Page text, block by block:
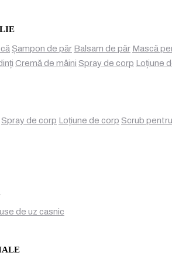
Șampon de păr Balsam de păr Mască
Cremă de mâini Spray de corp Loțiune
Spray de corp Loțiune de corp Scrub
de uz casnic